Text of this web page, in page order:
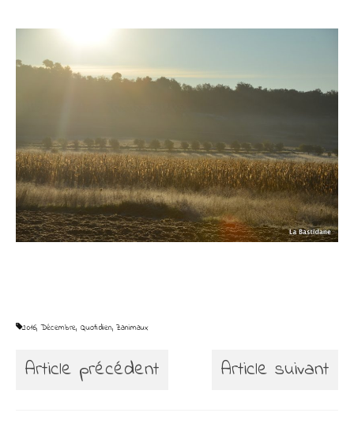
2016, Décembre, Quotidien, Zanimaux
Article précédent Article suivant